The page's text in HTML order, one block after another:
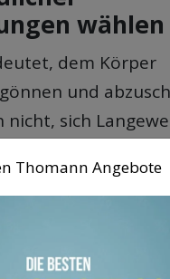
wählen
dem Körper
und
sich
eine bestimmte Art
gehört
wodurch das
Thomann Angebote